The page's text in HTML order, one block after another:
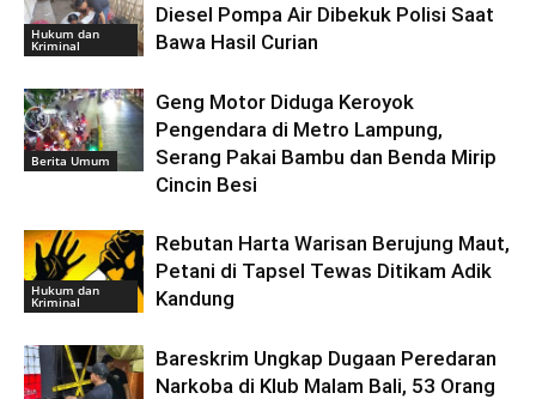
Hukum dan
Kriminal
Diesel Pompa Air Dibekuk Polisi Saat
Bawa Hasil Curian
Berita Umum
Geng Motor Diduga Keroyok
Pengendara di Metro Lampung,
Serang Pakai Bambu dan Benda Mirip
Cincin Besi
Hukum dan
Kriminal
Rebutan Harta Warisan Berujung Maut,
Petani di Tapsel Tewas Ditikam Adik
Kandung
Bareskrim Ungkap Dugaan Peredaran
Narkoba di Klub Malam Bali, 53 Orang